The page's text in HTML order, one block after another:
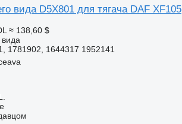
вида D5X801 для тягача DAF XF105
≈ 138,60 $
1781902, 1644317 1952141